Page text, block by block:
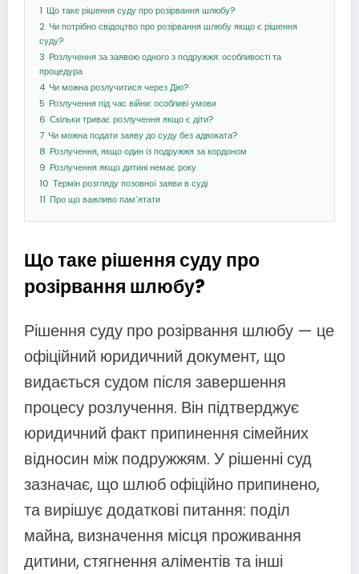
1 Що таке рішення суду про розірвання шлюбу?
2 Чи потрібно свідоцтво про розірвання шлюбу якщо є рішення
суду?
3 Розлучення за заявою одного з подружжя: особливості та
процедура
4 Чи можна розлучитися через Дію?
5 Розлучення під час війни: особливі умови
6 Скільки триває розлучення якщо є діти?
7 Чи можна подати заяву до суду без адвоката?
8 Розлучення, якщо один із подружжя за кордоном
9 Розлучення якщо дитині немає року
10 Термін розгляду позовної заяви в суді
11 Про що важливо пам’ятати
Що таке рішення суду про
розірвання шлюбу?
Рішення суду про розірвання шлюбу — це
офіційний юридичний документ, що
видається судом після завершення
процесу розлучення. Він підтверджує
юридичний факт припинення сімейних
відносин між подружжям. У рішенні суд
зазначає, що шлюб офіційно припинено,
та вирішує додаткові питання: поділ
майна, визначення місця проживання
дитини, стягнення аліментів та інші